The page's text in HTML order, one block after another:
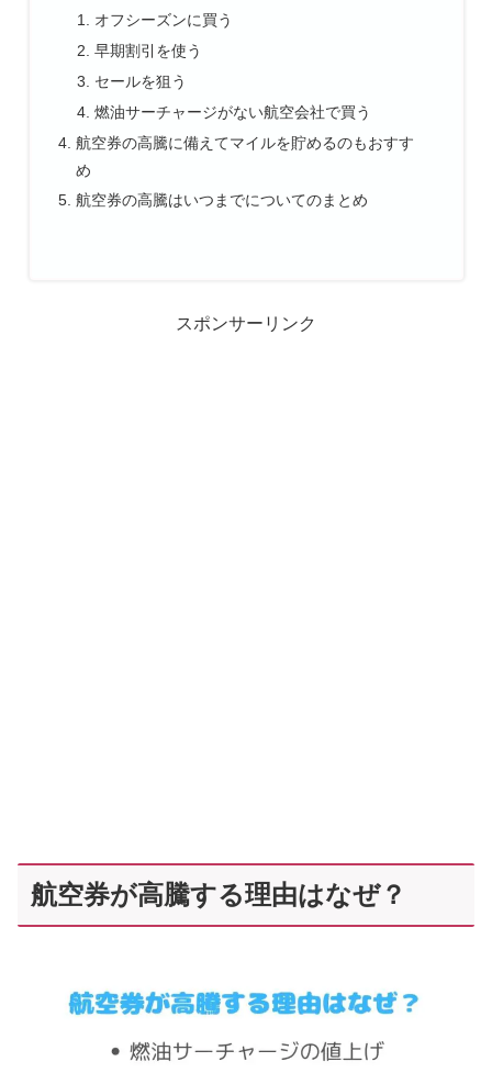
オフシーズンに買う
早期割引を使う
セールを狙う
燃油サーチャージがない航空会社で買う
航空券の高騰に備えてマイルを貯めるのもおすす
め
航空券の高騰はいつまでについてのまとめ
スポンサーリンク
航空券が高騰する理由はなぜ？